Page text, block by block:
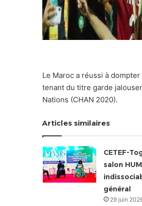
Le Maroc a réussi à
tenant du titre garde
Nations (CHAN 2020).
Articles similaires
CETEF-
salon
général
29 juin